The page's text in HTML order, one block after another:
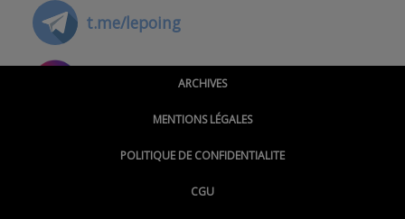
t.me/lepoing
@montpellierpoinginfo
@LePoingMontpellier
ARCHIVES
MENTIONS LÉGALES
POLITIQUE DE CONFIDENTIALITE
CGU